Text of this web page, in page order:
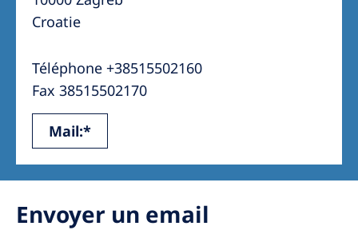
Australia
North America
United States of America
Croatie
Téléphone +38515502160
Fax 38515502170
Mail:*
Envoyer un email